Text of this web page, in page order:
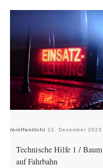
Veröffentlicht 22. Dezember 2023
Technische Hilfe 1 / Baum
auf Fahrbahn